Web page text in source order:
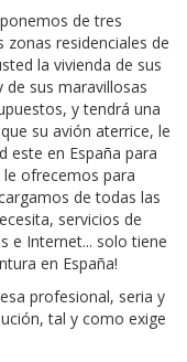
de tres
zonas residenciales de
la vivienda de sus
de sus maravillosas
y tendrá una
su avión aterrice, le
en España para
le ofrecemos para
de todas las
servicios de
e Internet... solo tiene
en España!
profesional, seria y
tal y como exige